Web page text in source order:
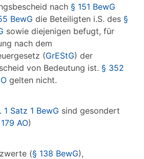
nach § 151 BewG
BewG die Beteiligten i.S. des §
sowie diejenigen befugt, für
nach dem
(GrEStG) der
von Bedeutung ist. § 352
gelten nicht.
1 Satz 1 BewG sind gesondert
AO)
(§ 138 BewG),